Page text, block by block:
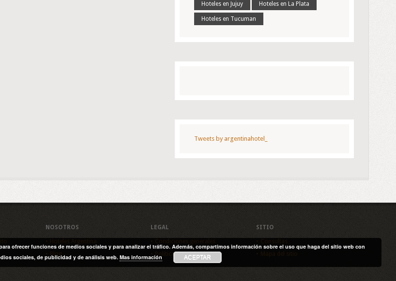
Hoteles en Jujuy Hoteles en La Plata
Hoteles en Tucuman
Tweets by argentinahotel_
NOSOTROS
Hoteles Argentina
Blog
LEGAL
Condiciones generales
Política de privacidad
SITIO
Consultas
Mapa del sitio
ofrecer funciones de medios sociales y para analizar el tráfico. Además, compartimos información sobre el uso que haga del sitio web con
sociales, de publicidad y de análisis web. Mas información ACEPTAR